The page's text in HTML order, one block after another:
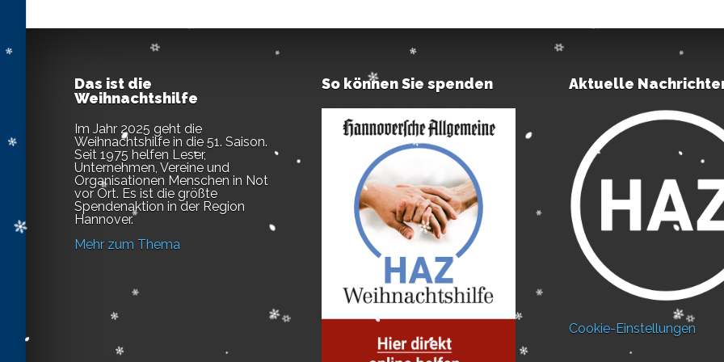
Das ist die
Weihnachtshilfe
Im Jahr 2025 geht die
Weihnachtshilfe in die 51. Saison.
Seit 1975 helfen Leser,
Unternehmen, Vereine und
Organisationen Menschen in Not
vor Ort. Es ist die größte
Spendenaktion in der Region
Hannover.
Mehr zum Thema
So können Sie spenden Aktuelle
Cookie-Einstellungen